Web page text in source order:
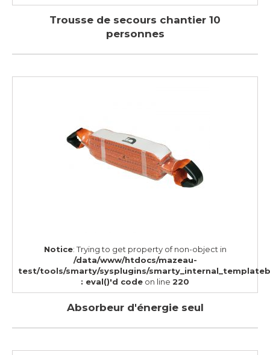
Trousse de secours chantier 10
personnes
Notice: Trying to get property of non-object in
/data/www/htdocs/mazeau-
test/tools/smarty/sysplugins/
: eval()'d code on line 220
Absorbeur d'énergie seul